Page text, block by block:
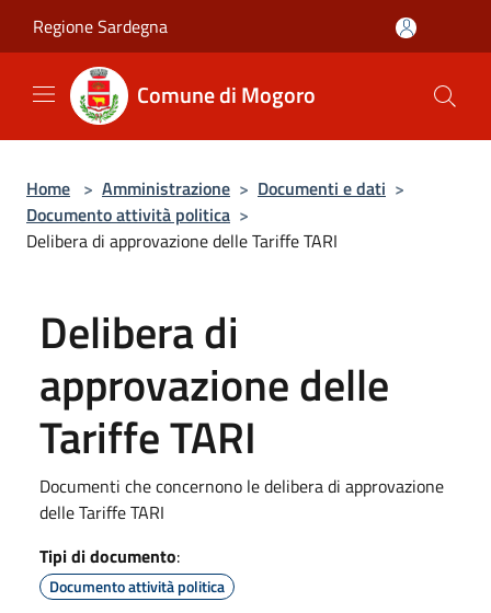
Regione Sardegna
Comune di Mogoro
Home > Amministrazione > Documenti e dati >
Documento attività politica >
Delibera di approvazione delle Tariffe TARI
Delibera di
approvazione delle
Tariffe TARI
Documenti che concernono le delibera di approvazione
delle Tariffe TARI
Tipi di documento:
Documento attività politica